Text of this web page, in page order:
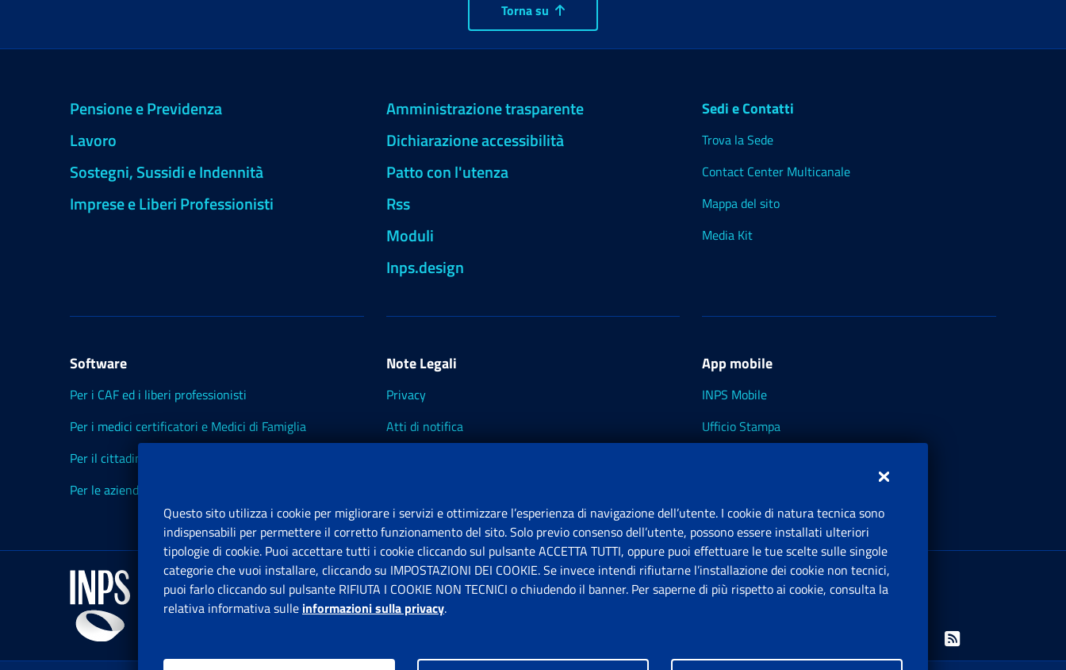
Torna su
Pensione e Previdenza
Lavoro
Sostegni, Sussidi e Indennità
Imprese e Liberi Professionisti
Amministrazione trasparente
Dichiarazione accessibilità
Patto con l'utenza
Rss
Moduli
Inps.design
Sedi e Contatti
Trova la Sede
Contact Center Multicanale
Mappa del sito
Media Kit
Software
Per i CAF ed i liberi professionisti
Per i medici certificatori e Medici di Famiglia
Per il cittadino
Per le aziende ed i Consulenti
Note Legali
Privacy
Atti di notifica
App mobile
INPS Mobile
Ufficio Stampa
Sede Legale: Via Ciro il Grande, 21
00144 Roma
P.IVA 02121151001
Facebook: Apre una nuova finestra
Twitter: Apre una nuova finestra
Whatsapp: Apre una nuova finestra
Youtube: Apre una nuova
Instagram: Apre una
Linkedin: Apre
Rss: Apre
Questo sito utilizza i cookie per migliorare i servizi e ottimizzare l’esperienza di navigazione dell’utente. I cookie di natura tecnica sono
indispensabili per permettere il corretto funzionamento del sito. Solo previo consenso dell’utente, possono essere installati ulteriori
tipologie di cookie. Puoi accettare tutti i cookie cliccando sul pulsante ACCETTA TUTTI, oppure puoi effettuare le tue scelte sulle singole
categorie che vuoi installare, cliccando su IMPOSTAZIONI DEI COOKIE. Se invece intendi rifiutarne l’installazione dei cookie non tecnici,
puoi farlo cliccando sul pulsante RIFIUTA I COOKIE NON TECNICI o chiudendo il banner. Per saperne di più rispetto ai cookie, consulta la
relativa informativa sulle informazioni sulla privacy.